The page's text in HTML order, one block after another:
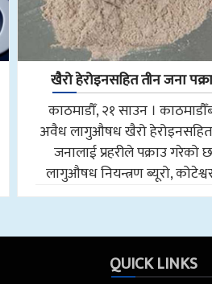
खैरो हेरोइनसहित तीन जना
काठमाडौँ, २१ साउन ।
अवैध लागुऔषध खैरो
जनालाई प्रहरीले पक्राउ गरेको
लागुऔषध नियन्त्रण ब्यूरो,
QUICK LINKS